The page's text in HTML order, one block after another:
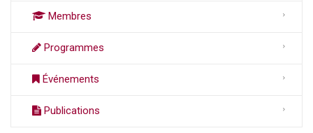
Membres
Programmes
Événements
Publications